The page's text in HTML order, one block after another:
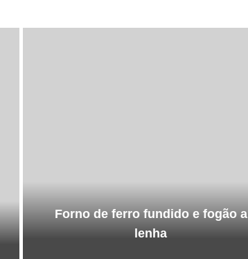
Forno de ferro fundido e fogão a
lenha